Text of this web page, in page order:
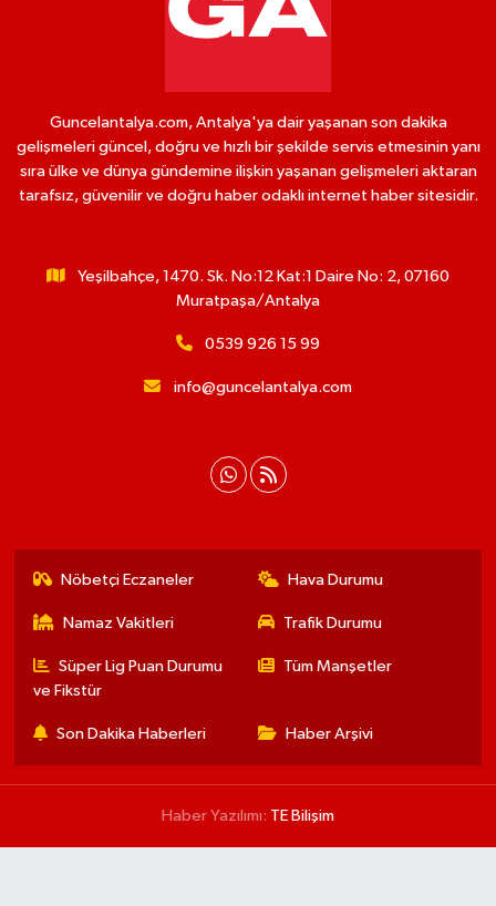
Guncelantalya.com, Antalya'ya dair yaşanan son dakika
gelişmeleri güncel, doğru ve hızlı bir şekilde servis etmesinin yanı
sıra ülke ve dünya gündemine ilişkin yaşanan gelişmeleri aktaran
tarafsız, güvenilir ve doğru haber odaklı internet haber sitesidir.
Yeşilbahçe, 1470. Sk. No:12 Kat:1 Daire No: 2, 07160
Muratpaşa/Antalya
0539 926 15 99
info@guncelantalya.com
Nöbetçi Eczaneler Hava Durumu
Namaz Vakitleri Trafik Durumu
Süper Lig Puan Durumu
ve Fikstür
Tüm Manşetler
Son Dakika Haberleri Haber Arşivi
Haber Yazılımı: TE Bilişim